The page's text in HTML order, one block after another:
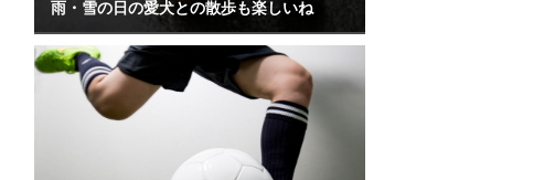
雨・雪の日の愛犬との散歩も楽しいね